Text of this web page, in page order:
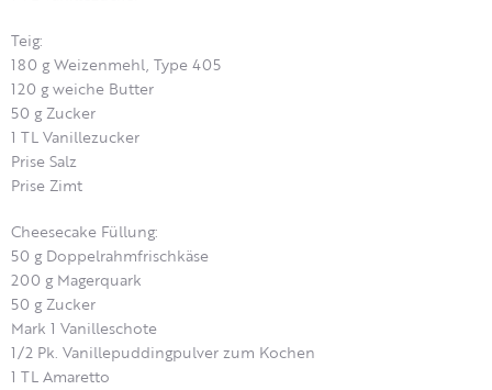
Teig:
180 g Weizenmehl, Type 405
120 g weiche Butter
50 g Zucker
1 TL Vanillezucker
Prise Salz
Prise Zimt
Cheesecake Füllung:
50 g Doppelrahmfrischkäse
200 g Magerquark
50 g Zucker
Mark 1 Vanilleschote
1/2 Pk. Vanillepuddingpulver zum Kochen
1 TL Amaretto